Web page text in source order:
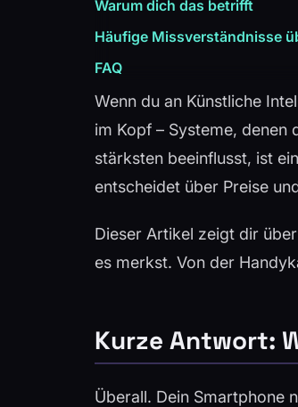
Warum dich das betrifft
Häufige Missverständnisse
FAQ
Wenn du an Künstliche
im Kopf – Systeme, denen
stärksten beeinflusst, ist
entscheidet über Preise
Dieser Artikel zeigt dir
es merkst. Von der
Kurze Antwort:
Überall. Dein Smartphone